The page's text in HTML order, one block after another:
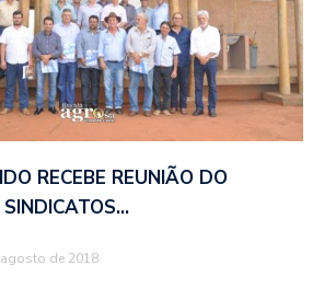
RECEBE REUNIÃO DO
de 2018